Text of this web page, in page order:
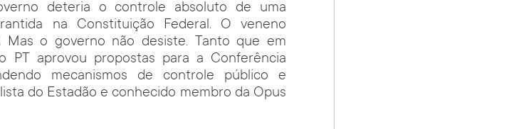
deteria o controle absoluto de uma
na Constituição Federal. O veneno
Mas o governo não desiste. Tanto que em
PT aprovou propostas para a Conferência
mecanismos de controle público e
do Estadão e conhecido membro da Opus